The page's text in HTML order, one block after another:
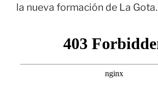
la nueva formación de La Gota.